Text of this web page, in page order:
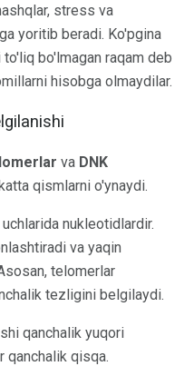
stress va
yoritib beradi. Ko'pgina
bo'lmagan raqam deb
hisobga olmaydilar.
va DNK
qismlarni o'ynaydi.
nukleotidlardir.
va yaqin
telomerlar
tezligini belgilaydi.
qanchalik yuqori
qanchalik qisqa.